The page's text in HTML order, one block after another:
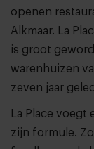
openen
Alkmaar. La
is groot
warenhuizen
zeven jaar
La Place
zijn formule.